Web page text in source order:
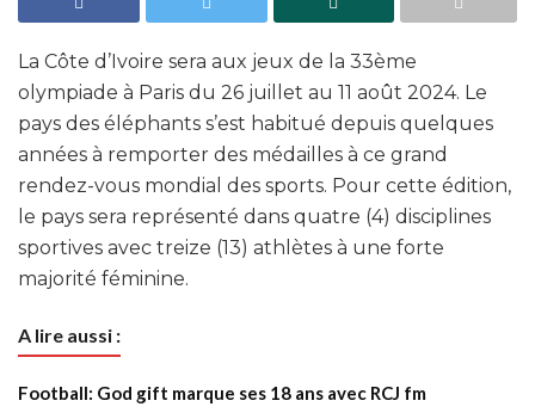
La Côte d’Ivoire sera aux jeux de la 33ème
olympiade à Paris du 26 juillet au 11 août 2024. Le
pays des éléphants s’est habitué depuis quelques
années à remporter des médailles à ce grand
rendez-vous mondial des sports. Pour cette édition,
le pays sera représenté dans quatre (4) disciplines
sportives avec treize (13) athlètes à une forte
majorité féminine.
A lire aussi :
Football: God gift marque ses 18 ans avec RCJ fm